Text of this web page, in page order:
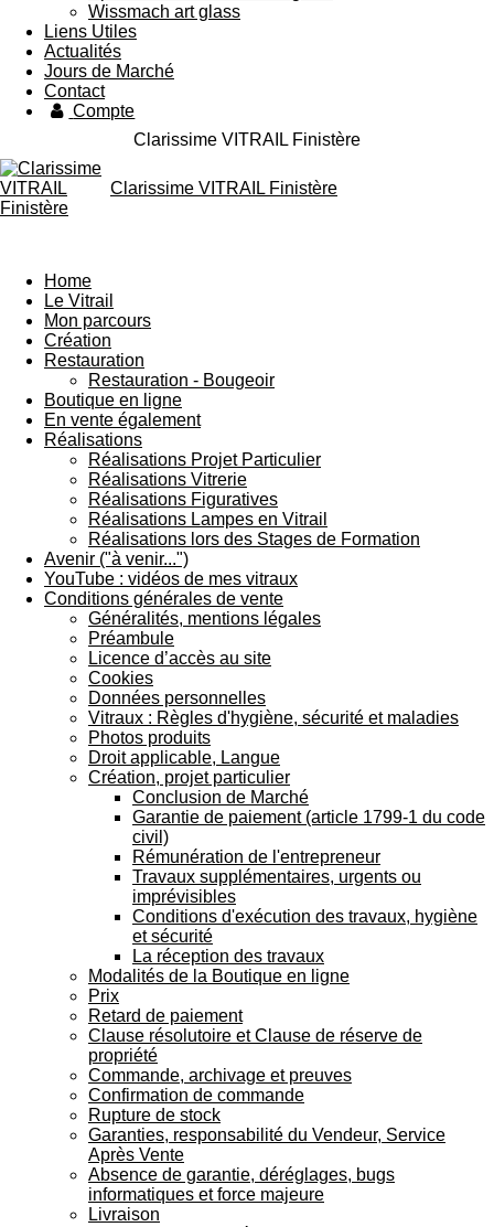
Wissmach art glass
Liens Utiles
Actualités
Jours de Marché
Contact
Compte
Clarissime VITRAIL Finistère
Clarissime VITRAIL Finistère
Home
Le Vitrail
Mon parcours
Création
Restauration
Restauration - Bougeoir
Boutique en ligne
En vente également
Réalisations
Réalisations Projet Particulier
Réalisations Vitrerie
Réalisations Figuratives
Réalisations Lampes en Vitrail
Réalisations lors des Stages de Formation
Avenir ("à venir...")
YouTube : vidéos de mes vitraux
Conditions générales de vente
Généralités, mentions légales
Préambule
Licence d’accès au site
Cookies
Données personnelles
Vitraux : Règles d'hygiène, sécurité et maladies
Photos produits
Droit applicable, Langue
Création, projet particulier
Conclusion de Marché
Garantie de paiement (article 1799-1 du code
civil)
Rémunération de l'entrepreneur
Travaux supplémentaires, urgents ou
imprévisibles
Conditions d'exécution des travaux, hygiène
et sécurité
La réception des travaux
Modalités de la Boutique en ligne
Prix
Retard de paiement
Clause résolutoire et Clause de réserve de
propriété
Commande, archivage et preuves
Confirmation de commande
Rupture de stock
Garanties, responsabilité du Vendeur, Service
Après Vente
Absence de garantie, déréglages, bugs
informatiques et force majeure
Livraison